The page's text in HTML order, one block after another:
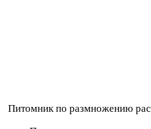
Питомник по размножению